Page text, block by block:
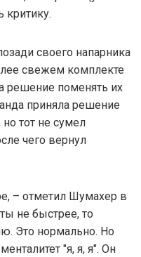
критику.
своего напарника
свежем комплекте
решение поменять их
приняла решение
тот не сумел
чего вернул
– отметил Шумахер в
не быстрее, то
Это нормально. Но
"я, я, я". Он